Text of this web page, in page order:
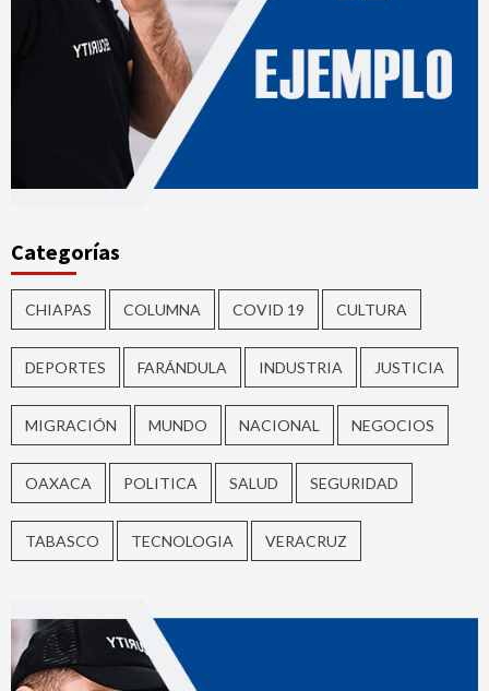
Categorías
CHIAPAS COLUMNA COVID 19 CULTURA
DEPORTES FARÁNDULA INDUSTRIA JUSTICIA
MIGRACIÓN MUNDO NACIONAL NEGOCIOS
OAXACA POLITICA SALUD SEGURIDAD
TABASCO TECNOLOGIA VERACRUZ